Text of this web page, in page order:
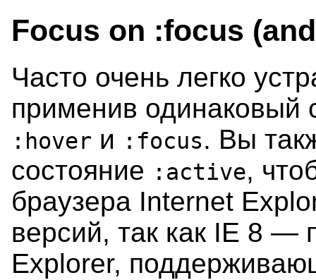
Focus on :focus
Часто очень легко
применив одинаковый
:hover и :focus. Вы
состояние :active,
браузера Internet
версий, так как IE 8 —
Explorer,